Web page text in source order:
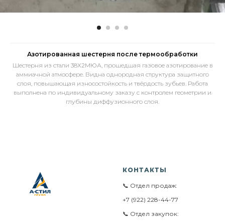
Азотированная шестерня после термообработки
Шестерня из стали 38Х2МЮА, прошедшая газовое азотирование в
аммиачной атмосфере. Видна однородная структура защитного
слоя, повышающая износостойкость и твёрдость зубьев. Работа
выполнена по индивидуальному заказу с контролем геометрии и
глубины диффузионного слоя.
КОНТАКТЫ
📞 Отдел продаж:
+7 (922) 228-44-77
📞 Отдел закупок: